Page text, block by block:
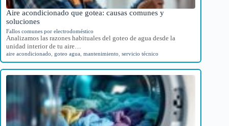
Aire acondicionado que gotea: causas comunes y
soluciones
Fallos comunes por electrodoméstico
Analizamos las razones habituales del goteo de agua desde la
unidad interior de tu aire…
aire acondicionado goteo agua mantenimiento servicio técnico